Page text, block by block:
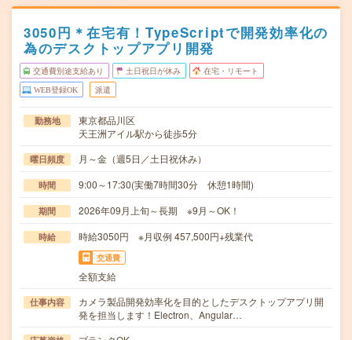
3050円＊在宅有！TypeScriptで開発効率化の
為のデスクトップアプリ開発
交通費別途支給あり 土日祝日が休み 在宅・リモート
WEB登録OK 派遣
勤務地
東京都品川区
天王洲アイル駅から徒歩5分
曜日頻度 月～金（週5日／土日祝休み）
時間 9:00～17:30(実働7時間30分 休憩1時間)
期間 2026年09月上旬～長期 ※9月～OK！
時給 時給3050円 ※月収例 457,500円+残業代
交通費
全額支給
仕事内容
カメラ製品開発効率化を目的としたデスクトップアプリ開
発を担当します！Electron、Angular…